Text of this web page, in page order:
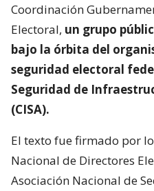
Coordinación
Electoral, un grupo
bajo la órbita del
seguridad electoral
Seguridad de
(CISA).
El texto fue firmado por
Nacional de Directores
Asociación Nacional de